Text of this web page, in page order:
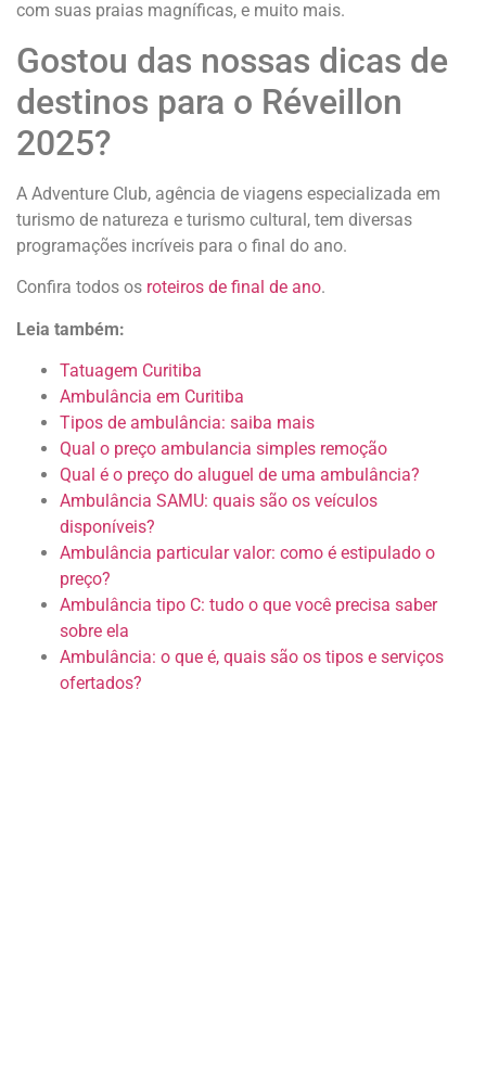
com suas praias magníficas, e muito mais.
Gostou das nossas dicas de
destinos para o Réveillon
2025?
A Adventure Club, agência de viagens especializada em
turismo de natureza e turismo cultural, tem diversas
programações incríveis para o final do ano.
Confira todos os roteiros de final de ano.
Leia também:
Tatuagem Curitiba
Ambulância em Curitiba
Tipos de ambulância: saiba mais
Qual o preço ambulancia simples remoção
Qual é o preço do aluguel de uma ambulância?
Ambulância SAMU: quais são os veículos
disponíveis?
Ambulância particular valor: como é estipulado o
preço?
Ambulância tipo C: tudo o que você precisa saber
sobre ela
Ambulância: o que é, quais são os tipos e serviços
ofertados?